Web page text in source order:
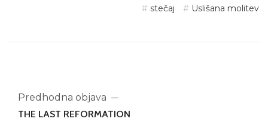
stečaj
Uslišana molitev
Predhodna objava
THE LAST REFORMATION